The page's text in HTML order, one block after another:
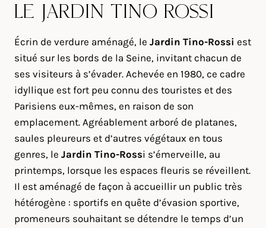
LE JARDIN TINO ROSSI
Écrin de verdure aménagé, le Jardin Tino-Rossi est
situé sur les bords de la Seine, invitant chacun de
ses visiteurs à s’évader. Achevée en 1980, ce cadre
idyllique est fort peu connu des touristes et des
Parisiens eux-mêmes, en raison de son
emplacement. Agréablement arboré de platanes,
saules pleureurs et d’autres végétaux en tous
genres, le Jardin Tino-Rossi s’émerveille, au
printemps, lorsque les espaces fleuris se réveillent.
Il est aménagé de façon à accueillir un public très
hétérogène : sportifs en quête d’évasion sportive,
promeneurs souhaitant se détendre le temps d’un